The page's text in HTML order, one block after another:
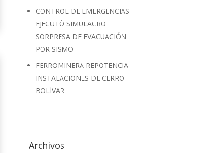
CONTROL DE EMERGENCIAS
EJECUTÓ SIMULACRO
SORPRESA DE EVACUACIÓN
POR SISMO
FERROMINERA REPOTENCIA
INSTALACIONES DE CERRO
BOLÍVAR
Archivos